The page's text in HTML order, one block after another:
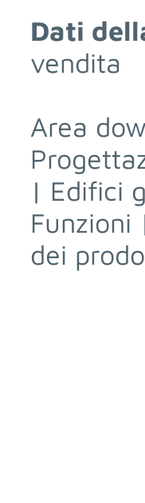
Dati
vendita
Area
| Edifici
Funzioni
dei